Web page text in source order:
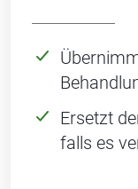
Ersetzt
falls es